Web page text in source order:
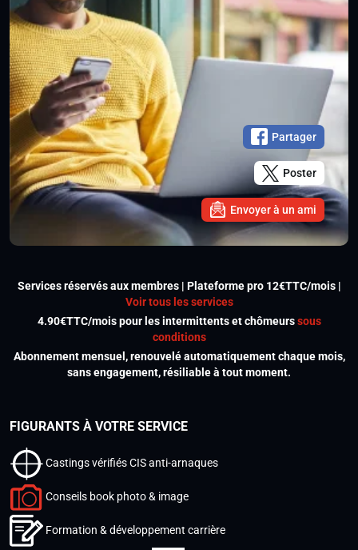
Partager
Poster
Envoyer à un ami
Services réservés aux membres | Plateforme pro 12€TTC/mois |
Voir tous les services
4.90€TTC/mois pour les intermittents et chômeurssous
conditions
Abonnement mensuel, renouvelé automatiquement chaque mois,
sans engagement, résiliable à tout moment.
FIGURANTS À VOTRE SERVICE
Castings vérifiés CIS anti-arnaques
Conseils book photo & image
Formation & développement carrière